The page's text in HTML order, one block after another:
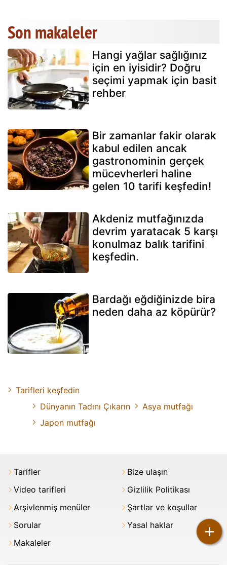
+
Son makaleler
Hangi yağlar sağlığınız
için en iyisidir? Doğru
seçimi yapmak için basit
rehber
Bir zamanlar fakir olarak
kabul edilen ancak
gastronominin gerçek
mücevherleri haline
gelen 10 tarifi keşfedin!
Akdeniz mutfağınızda
devrim yaratacak 5 karşı
konulmaz balık tarifini
keşfedin.
Bardağı eğdiğinizde bira
neden daha az köpürür?
Tarifleri keşfedin
Dünyanın Tadını Çıkarın
Asya mutfağı
Japon mutfağı
Tarifler
Video tarifleri
Arşivlenmiş menüler
Sorular
Makaleler
Bize ulaşın
Gizlilik Politikası
Şartlar ve koşullar
Yasal haklar